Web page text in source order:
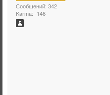
Сообщений: 342
Karma: -146